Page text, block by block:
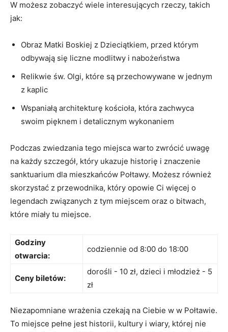
W możesz zobaczyć wiele interesujących rzeczy, takich
jak:
Obraz Matki Boskiej z Dzieciątkiem, przed którym
odbywają ​się liczne modlitwy ⁤i nabożeństwa
Relikwie​ św.⁢ Olgi, które​ są przechowywane w jednym
‍z kaplic
Wspaniałą architekturę kościoła, która zachwyca
swoim ​pięknem i detalicznym wykonaniem
Podczas zwiedzania tego miejsca warto zwrócić ​uwagę
na każdy szczegół, który ukazuje historię i znaczenie
sanktuarium‍ dla mieszkańców Połtawy. Możesz również
skorzystać z przewodnika, który opowie Ci⁤ więcej ⁣o
legendach związanych z tym miejscem oraz o bitwach,
które miały tu miejsce.
Godziny
otwarcia:
codziennie od⁤ 8:00 do ‍18:00
Ceny biletów:
dorośli -⁤ 10 ​zł, dzieci​ i młodzież -‍ 5
zł
Niezapomniane⁢ wrażenia ‌czekają na Ciebie w w Połtawie.
‍To miejsce‍ pełne jest historii, ⁣kultury i wiary,‌ której nie